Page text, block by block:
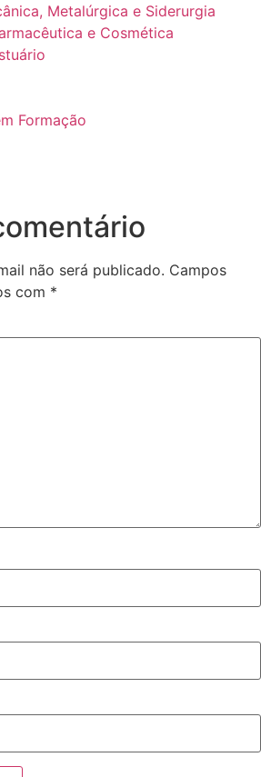
Metalúrgica e Siderurgia
e Cosmética
Formação
não será publicado. Campos
com *